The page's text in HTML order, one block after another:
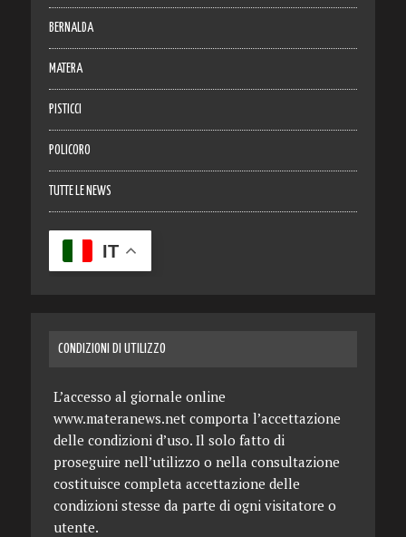
BERNALDA
MATERA
PISTICCI
POLICORO
TUTTE LE NEWS
IT
CONDIZIONI DI UTILIZZO
L’accesso al giornale online
www.materanews.net comporta l’accettazione
delle condizioni d’uso. Il solo fatto di
proseguire nell’utilizzo o nella consultazione
costituisce completa accettazione delle
condizioni stesse da parte di ogni visitatore o
utente.